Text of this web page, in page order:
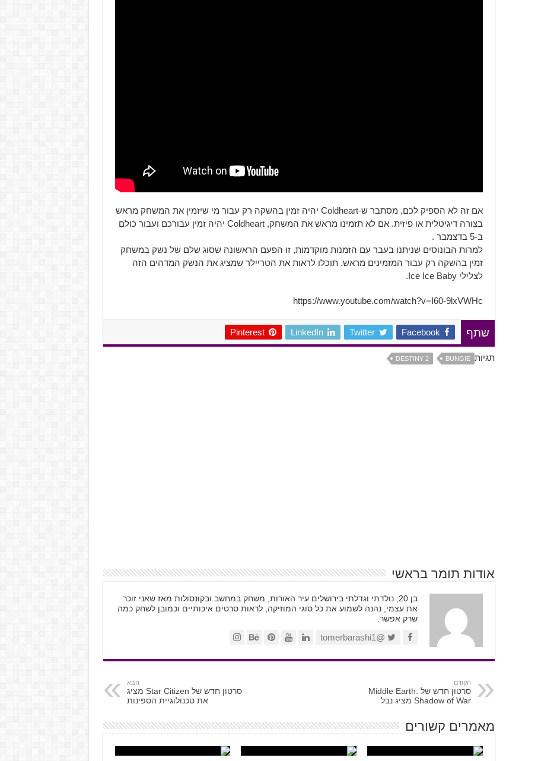
אם זה לא הספיק לכם, מסתבר ש-Coldheart יהיה זמין בהשקה רק עבור מי שיזמין את המשחק מראש
בצורה דיגיטלית או פיזית. אם לא תזמינו מראש את המשחק, Coldheart יהיה זמין עבורכם ועבור כולם
ב-5 בדצמבר .
למרות הבונוסים שניתנו בעבר עם הזמנות מוקדמות, זו הפעם הראשונה שסוג שלם של נשק במשחק
זמין בהשקה רק עבור המזמינים מראש. תוכלו לראות את הטריילר שמציג את הנשק המדהים הזה
לצלילי Ice Ice Baby.
https://www.youtube.com/watch?v=I60-9lxVWHc
שתף Facebook
Twitter
LinkedIn
Pinterest
תגיות BUNGIE
DESTINY 2
אודות תומר בראשי
בן 20, נולדתי וגדלתי בירושלים עיר האורות, משחק במחשב ובקונסולות מאז שאני זוכר
את עצמי, נהנה לשמוע את כל סוגי המוזיקה, לראות סרטים איכותיים וכמובן לשחק כמה
שרק אפשר.
@tomerbarashi1
הקודם
סרטון חדש של Middle Earth:
Shadow of War מציג נבל
הבא
סרטון חדש של Star Citizen מציג
את טכנולוגיית הספינות
מאמרים קשורים